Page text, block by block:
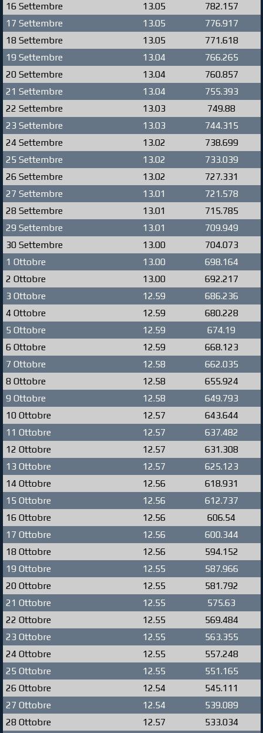
16 Settembre 13.05
782.157
17 Settembre
13.05
776.917
18 Settembre
13.05
771.618
19 Settembre
13.04
766.265
20 Settembre
13.04
760.857
21 Settembre
13.04
755.393
22 Settembre
13.03
749.88
23 Settembre
13.03
744.315
24 Settembre
13.02
738.699
25 Settembre
13.02
733.039
26 Settembre
13.02
727.331
27 Settembre
13.01
721.578
28 Settembre
13.01
715.785
29 Settembre
13.01
709.949
30 Settembre
13.00
704.073
1 Ottobre
13.00
698.164
2 Ottobre
13.00
692.217
3 Ottobre
12.59
686.236
4 Ottobre
12.59
680.228
5 Ottobre
12.59
674.19
6 Ottobre
12.59
668.123
7 Ottobre
12.58
662.035
8 Ottobre
12.58
655.924
9 Ottobre
12.58
649.793
10 Ottobre
12.57
643.644
11 Ottobre
12.57
637.482
12 Ottobre
12.57
631.308
13 Ottobre
12.57
625.123
14 Ottobre
12.56
618.931
15 Ottobre
12.56
612.737
16 Ottobre
12.56
606.54
17 Ottobre
12.56
600.344
18 Ottobre
12.56
594.152
19 Ottobre
12.55
587.966
20 Ottobre
12.55
581.792
21 Ottobre
12.55
575.63
22 Ottobre
12.55
569.484
23 Ottobre
12.55
563.355
24 Ottobre
12.55
557.248
25 Ottobre
12.55
551.165
26 Ottobre
12.54
545.111
27 Ottobre
12.54
539.089
28 Ottobre
12.57
533.034